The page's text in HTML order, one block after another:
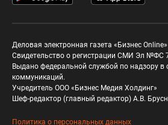
Деловая электронная газета «Бизнес
Свидетельство о регистрации СМИ Эл №ФС
Выдано федеральной службой по надзору в
коммуникаций.
Учредитель ООО «Бизнес Медия Холдинг»
Шеф-редактор (главный редактор) А.В.
Политика о персональных данных